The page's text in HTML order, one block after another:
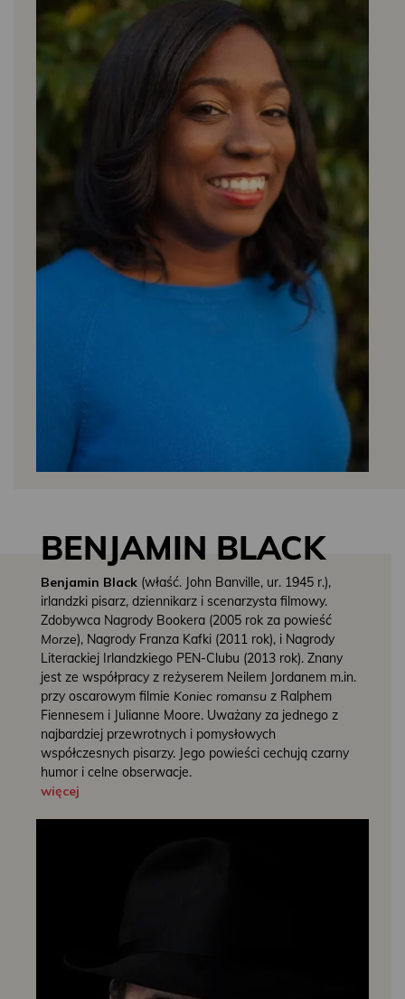
BENJAMIN BLACK
Benjamin Black (właść. John Banville, ur. 1945 r.),
irlandzki pisarz, dziennikarz i scenarzysta filmowy.
Zdobywca Nagrody Bookera (2005 rok za powieść
Morze), Nagrody Franza Kafki (2011 rok), i Nagrody
Literackiej Irlandzkiego PEN-Clubu (2013 rok). Znany
jest ze współpracy z reżyserem Neilem Jordanem m.in.
przy oscarowym filmie Koniec romansu z Ralphem
Fiennesem i Julianne Moore. Uważany za jednego z
najbardziej przewrotnych i pomysłowych
współczesnych pisarzy. Jego powieści cechują czarny
humor i celne obserwacje.
więcej